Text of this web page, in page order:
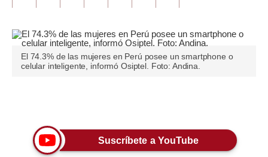
Editorial
Pregunta de hoy
Lujo
El 74.3% de las mujeres en Perú posee un smartphone o
celular inteligente, informó Osiptel. Foto: Andina.
Suscríbete a YouTube